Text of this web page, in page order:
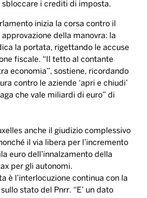
i crediti di imposta.
inizia la corsa contro il
della manovra: la
la portata, rigettando le accuse
fiscale. “Il tetto al contante
economia”, sostiene, ricordando
contro le aziende ‘apri e chiudi’
che vale miliardi di euro” di
anche il giudizio complessivo
il via libera per l’incremento
euro dell’innalzamento della
per gli autonomi.
è l’interlocuzione continua con la
stato del Pnrr. “E’ un dato